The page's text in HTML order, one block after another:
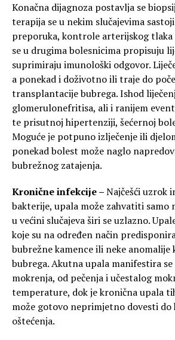
Konačna dijagnoza postavlja se
terapija se u nekim slučajevima
preporuka, kontrole arterijskog tlaka
se u drugima bolesnicima propisuju
suprimiraju imunološki odgovor.
a ponekad i doživotno ili traje do
transplantacije bubrega. Ishod
glomerulonefritisa, ali i ranijem
te prisutnoj hipertenziji, šećernoj
Moguće je potpuno izlječenje ili
ponekad bolest može naglo
bubrežnog zatajenja.
Kronične infekcije –Najčešći uzrok
bakterije, upala može zahvatiti samo
u većini slučajeva širi se uzlazno.
koje su na određen način
bubrežne kamence ili neke anomalije
bubrega. Akutna upala manifestira
mokrenja, od pečenja i učestalog
temperature, dok je kronična upala
može gotovo neprimjetno dovesti do
oštećenja.